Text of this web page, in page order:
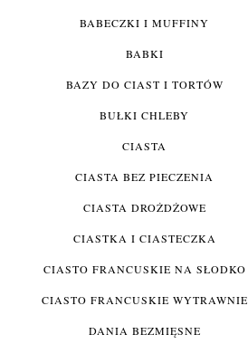
BABECZKI I MUFFINY
BABKI
BAZY DO CIAST I TORTÓW
BUŁKI CHLEBY
CIASTA
CIASTA BEZ PIECZENIA
CIASTA DROŻDŻOWE
CIASTKA I CIASTECZKA
CIASTO FRANCUSKIE NA SŁODKO
CIASTO FRANCUSKIE WYTRAWNIE
DANIA BEZMIĘSNE